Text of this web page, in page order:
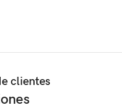
clientes